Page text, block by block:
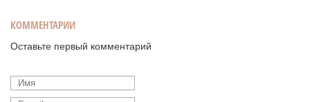
КОММЕНТАРИИ
Оставьте первый комментарий